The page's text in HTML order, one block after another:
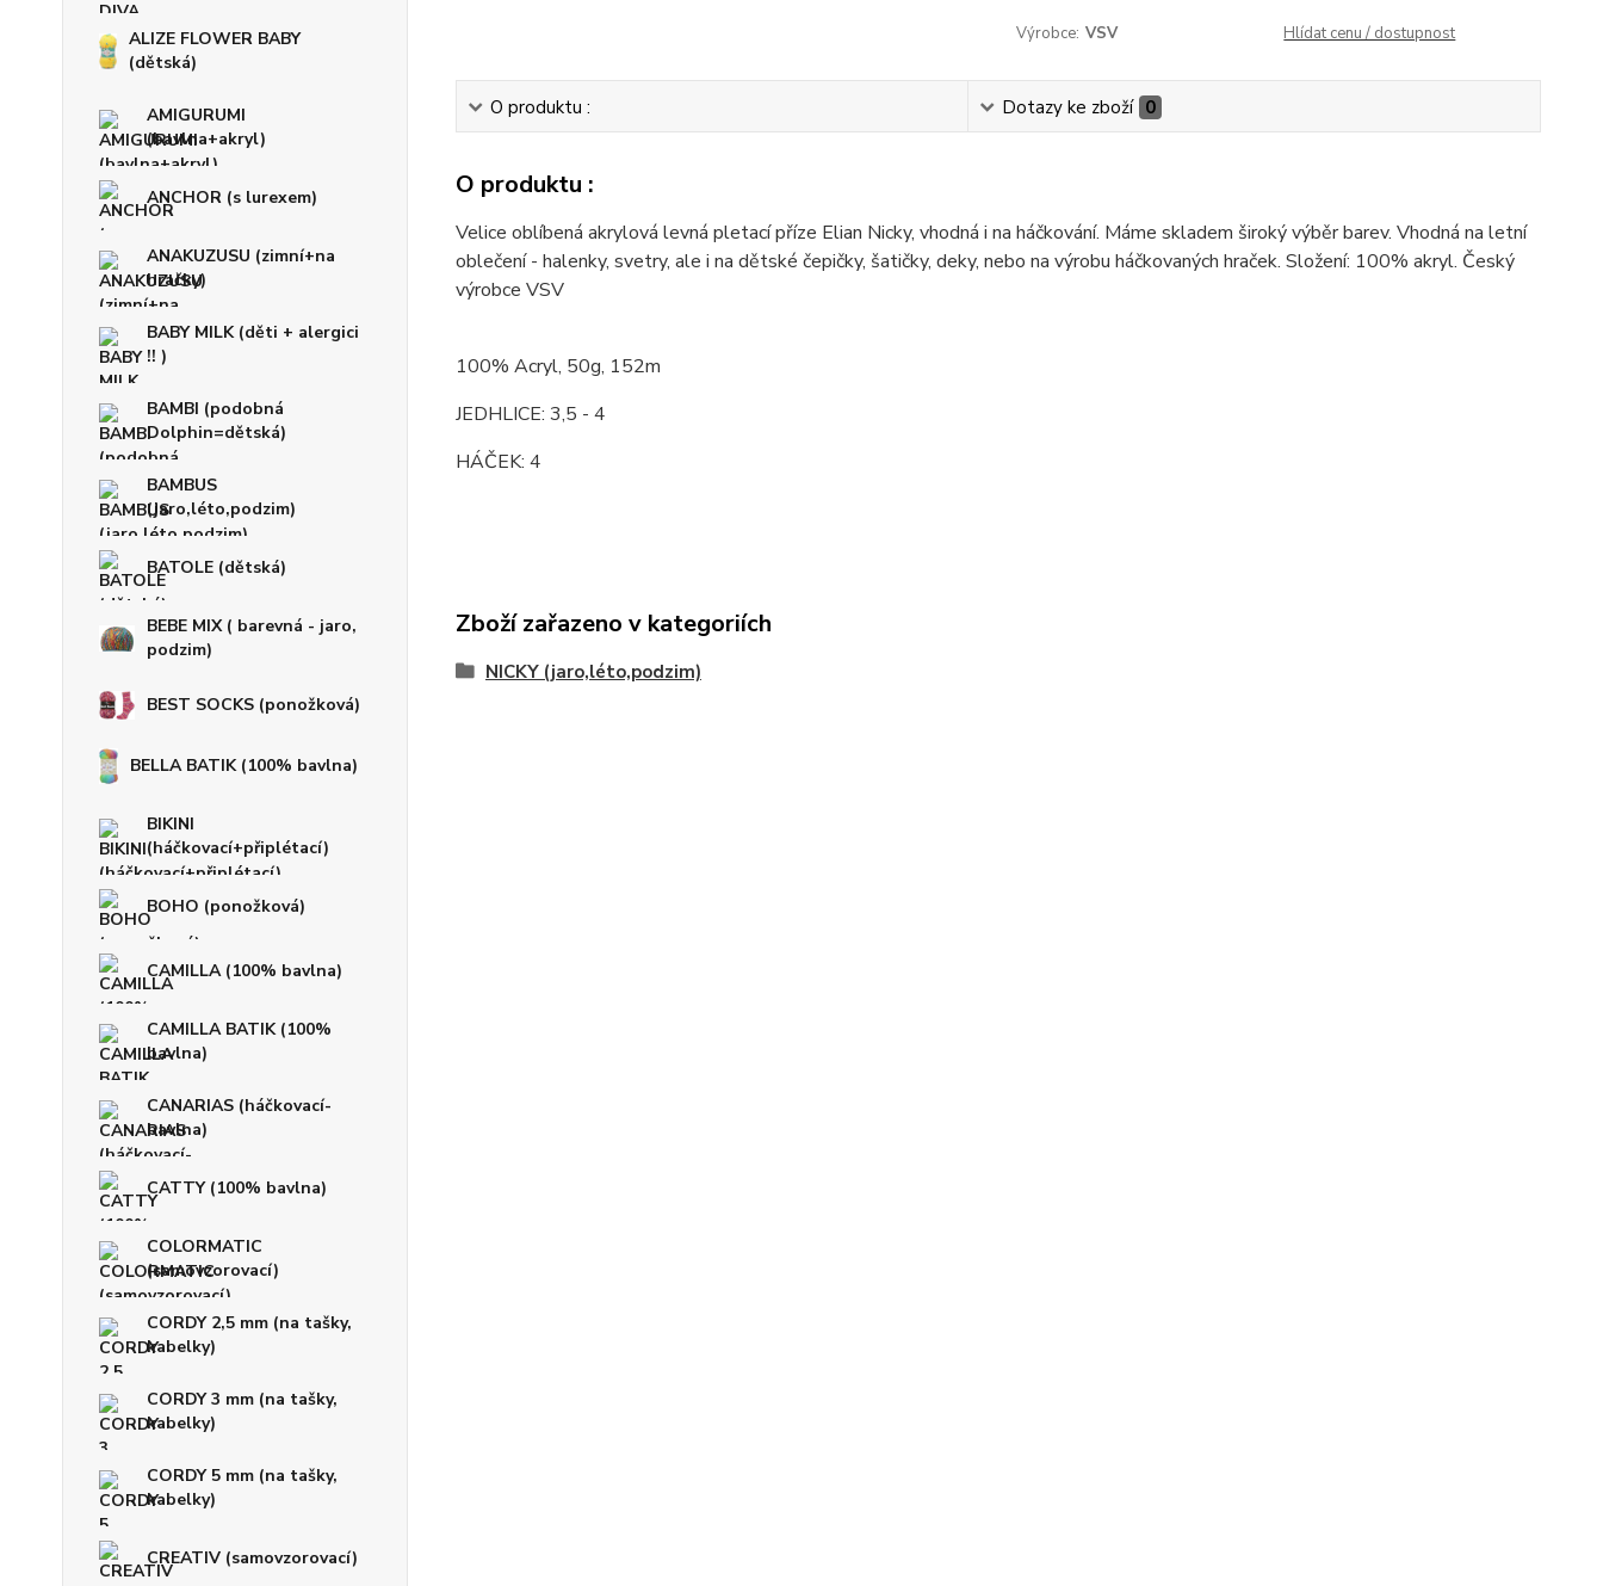
ALIZE FLOWER BABY
(dětská)
AMIGURUMI
(bavlna+akryl)
ANCHOR (s lurexem)
ANAKUZUSU (zimní+na
hračky)
BABY MILK (děti + alergici
!! )
BAMBI (podobná
Dolphin=dětská)
BAMBUS
(jaro,léto,podzim)
BATOLE (dětská)
BEBE MIX ( barevná - jaro,
podzim)
BEST SOCKS (ponožková)
BELLA BATIK (100% bavlna)
BIKINI
(háčkovací+připlétací)
BOHO (ponožková)
CAMILLA (100% bavlna)
CAMILLA BATIK (100%
bavlna)
CANARIAS (háčkovací-
bavlna)
CATTY (100% bavlna)
COLORMATIC
(samovzorovací)
CORDY 2,5 mm (na tašky,
kabelky)
CORDY 3 mm (na tašky,
kabelky)
CORDY 5 mm (na tašky,
kabelky)
CREATIV (samovzorovací)
Výrobce: VSV Hlídat cenu / dostupnost
O produktu : Dotazy ke zboží 0
O produktu :
Velice oblíbená akrylová levná pletací příze Elian Nicky, vhodná i na háčkování. Máme skladem široký výběr barev. Vhodná na letní
oblečení - halenky, svetry, ale i na dětské čepičky, šatičky, deky, nebo na výrobu háčkovaných hraček. Složení: 100% akryl. Český
výrobce VSV
100% Acryl, 50g, 152m
JEDHLICE: 3,5 - 4
HÁČEK: 4
Zboží zařazeno v kategoriích
NICKY (jaro,léto,podzim)